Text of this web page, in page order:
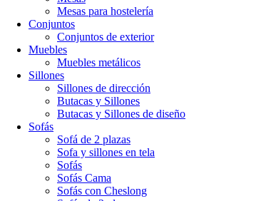
Mesas para hostelería
Conjuntos
Conjuntos de exterior
Muebles
Muebles metálicos
Sillones
Sillones de dirección
Butacas y Sillones
Butacas y Sillones de diseño
Sofás
Sofá de 2 plazas
Sofa y sillones en tela
Sofás
Sofás Cama
Sofás con Cheslong